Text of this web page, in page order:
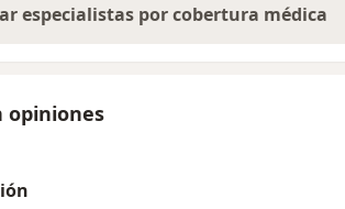
especialistas por cobertura médica
opiniones